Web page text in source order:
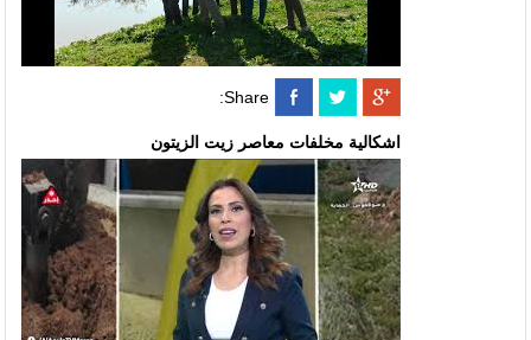
Share:
اشكالية مخلفات معاصر زيت الزيتون